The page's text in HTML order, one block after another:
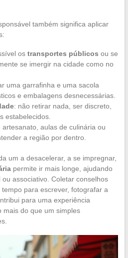
também significa aplicar
os transportes públicos ou se
se imergir na cidade como no
uma garrafinha e uma sacola
e embalagens desnecessárias.
: não retirar nada, ser discreto,
estabelecidos.
aulas de culinária ou
a região por dentro.
um a desacelerar, a se impregnar,
permite ir mais longe, ajudando
associativo. Coletar conselhos
para escrever, fotografar a
para uma experiência
mais do que um simples